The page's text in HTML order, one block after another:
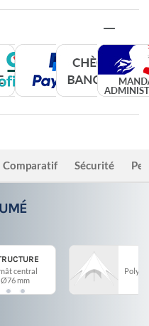
Comparatif Sécurité
central
Ø76 mm